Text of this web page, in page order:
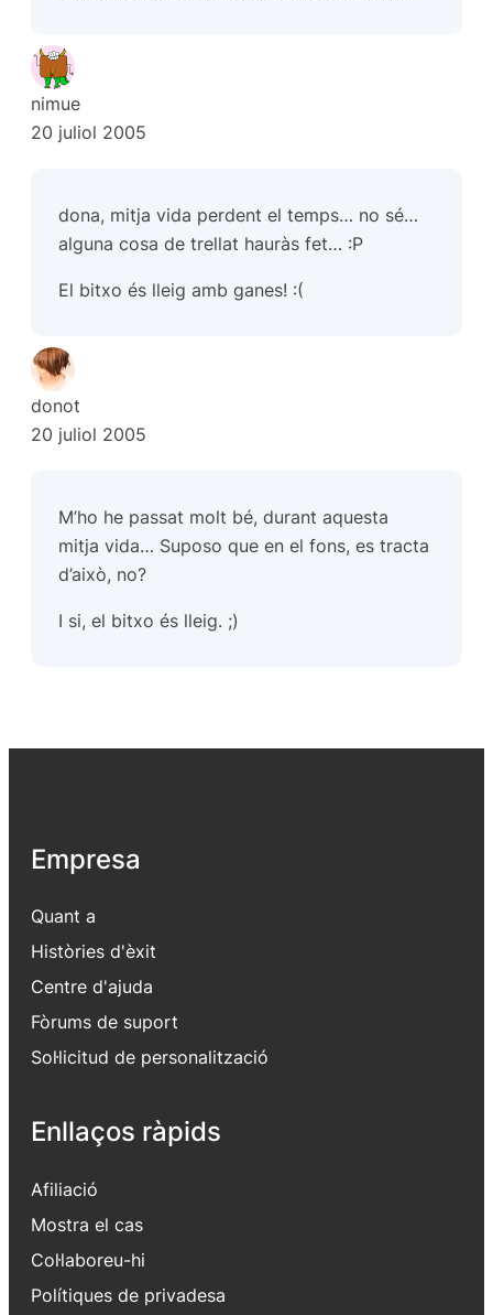
nimue
20 juliol 2005
dona, mitja vida perdent el temps… no sé…
alguna cosa de trellat hauràs fet… :P
El bitxo és lleig amb ganes! :(
donot
20 juliol 2005
M’ho he passat molt bé, durant aquesta
mitja vida… Suposo que en el fons, es tracta
d’això, no?
I si, el bitxo és lleig. ;)
Empresa
Quant a
Històries d'èxit
Centre d'ajuda
Fòrums de suport
Sol·licitud de personalització
Enllaços ràpids
Afiliació
Mostra el cas
Col·laboreu-hi
Polítiques de privadesa